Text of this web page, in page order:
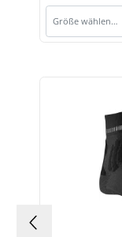
Größe wählen…